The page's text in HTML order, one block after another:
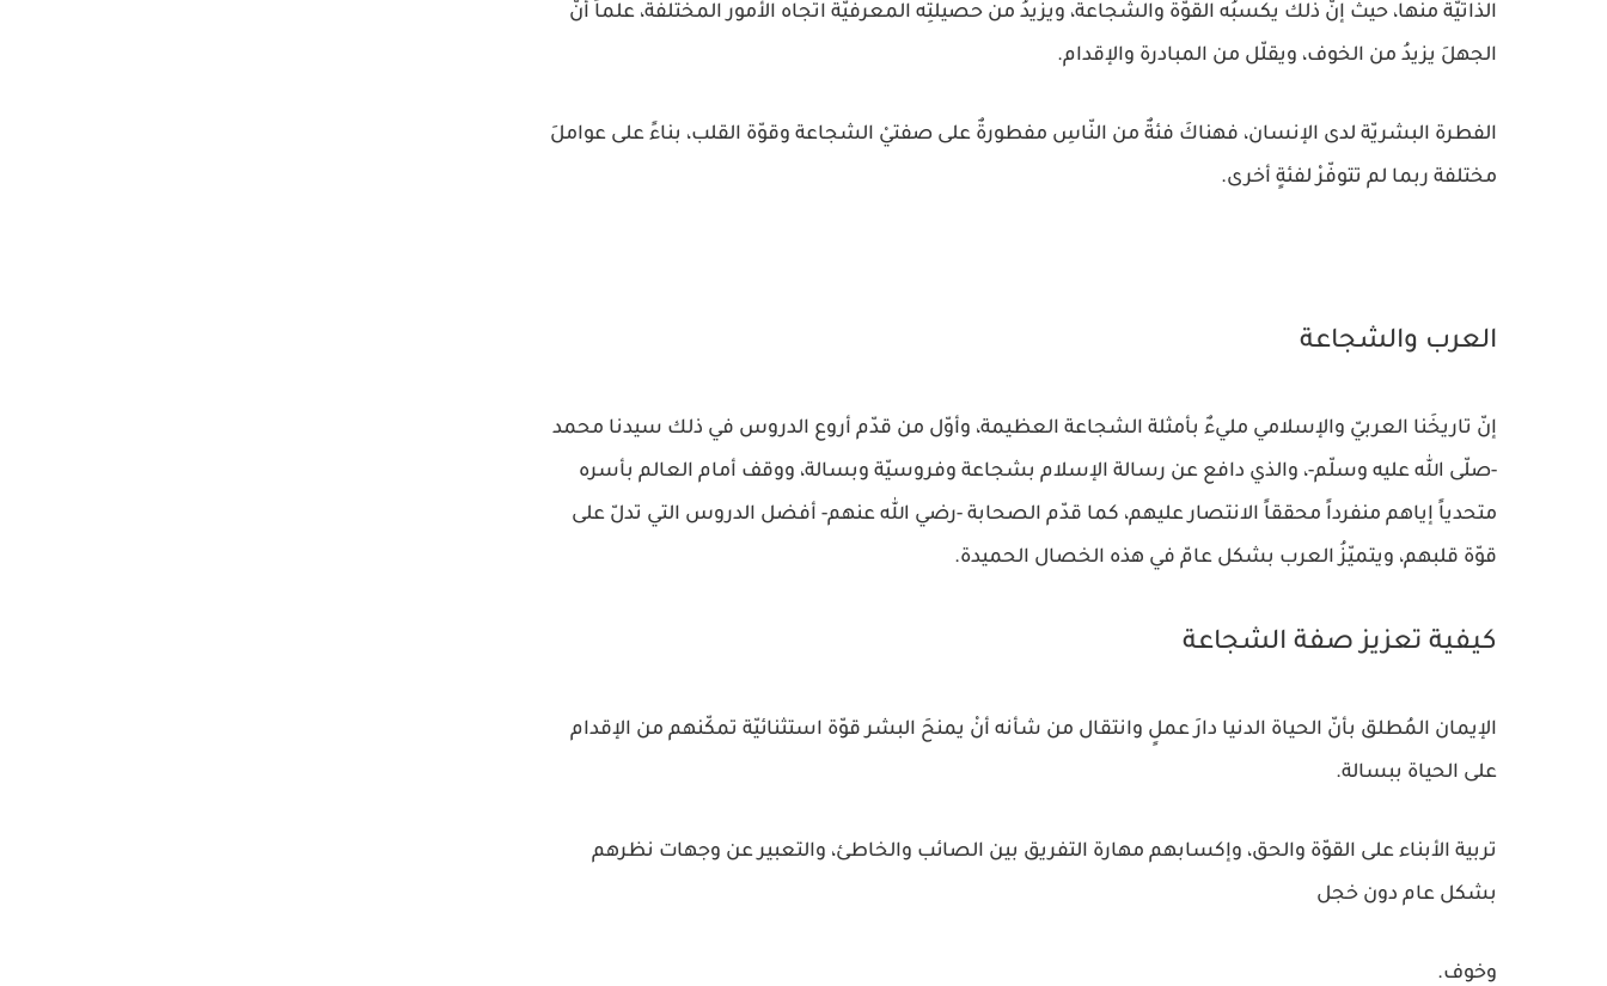
الذاتيّة منها، حيث إنّ ذلك يكسبُه القوّة والشجاعة، ويزيدُ من حصيلتِه المعرفيّة اتجاه الأمور المختلفة، علماً أنّ
الجهلَ يزيدُ من الخوف، ويقلّل من المبادرة والإقدام.
الفطرة البشريّة لدى الإنسان، فهناكَ فئةٌ من النّاسِ مفطورةٌ على صفتيْ الشجاعة وقوّة القلب، بناءً على عواملَ
مختلفة ربما لم تتوفّرْ لفئةٍ أخرى.
العرب والشجاعة
إنّ تاريخَنا العربيّ والإسلامي مليءٌ بأمثلة الشجاعة العظيمة، وأوّل من قدّم أروع الدروس في ذلك سيدنا محمد
-صلّى الله عليه وسلّم-، والذي دافع عن رسالة الإسلام بشجاعة وفروسيّة وبسالة، ووقف أمام العالم بأسره
متحدياً إياهم منفرداً محققاً الانتصار عليهم، كما قدّم الصحابة -رضي الله عنهم- أفضل الدروس التي تدلّ على
قوّة قلبهم، ويتميّزُ العرب بشكل عامّ في هذه الخصال الحميدة.
كيفية تعزيز صفة الشجاعة
الإيمان المُطلق بأنّ الحياة الدنيا دارَ عملٍ وانتقال من شأنه أنْ يمنحَ البشر قوّة استثنائيّة تمكّنهم من الإقدام
على الحياة ببسالة.
تربية الأبناء على القوّة والحق، وإكسابهم مهارة التفريق بين الصائب والخاطئ، والتعبير عن وجهات نظرهم
بشكل عام دون خجل
وخوف.